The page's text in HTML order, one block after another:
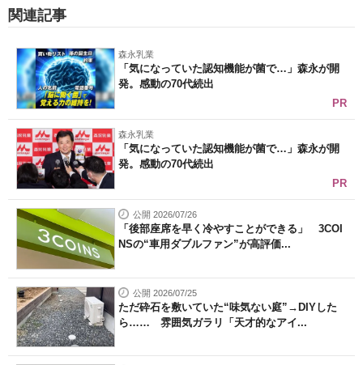
関連記事
森永乳業
「気になっていた認知機能が菌で…」森永が開
発。感動の70代続出
PR
森永乳業
「気になっていた認知機能が菌で…」森永が開
発。感動の70代続出
PR
公開 2026/07/26
「後部座席を早く冷やすことができる」 3COI
NSの“車用ダブルファン”が高評価...
公開 2026/07/25
ただ砕石を敷いていた“味気ない庭”→DIYした
ら…… 雰囲気ガラリ「天才的なアイ...